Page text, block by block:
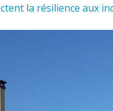
la résilience aux